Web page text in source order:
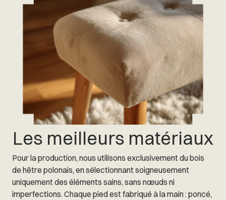
Les meilleurs matériaux
Pour la production, nous utilisons exclusivement du bois
de hêtre polonais, en sélectionnant soigneusement
uniquement des éléments sains, sans nœuds ni
imperfections. Chaque pied est fabriqué à la main : poncé,